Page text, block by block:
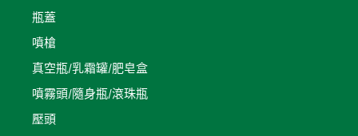
瓶蓋
噴槍
真空瓶/乳霜罐/肥皂盒
噴霧頭/隨身瓶/滾珠瓶
壓頭